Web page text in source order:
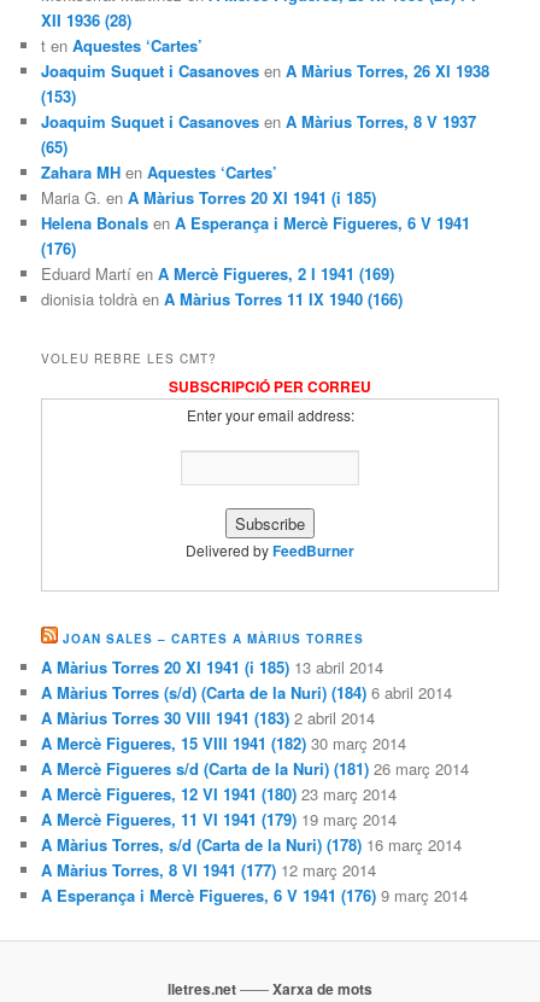
XII 1936 (28)
t enAquestes ‘Cartes’
Joaquim Suquet i Casanoves enA Màrius Torres, 26 XI 1938
(153)
Joaquim Suquet i Casanoves enA Màrius Torres, 8 V 1937
(65)
Zahara MH enAquestes ‘Cartes’
Maria G. enA Màrius Torres 20 XI 1941 (i 185)
Helena Bonals enA Esperança i Mercè Figueres, 6 V 1941
(176)
Eduard Martí enA Mercè Figueres, 2 I 1941 (169)
dionisia toldrà enA Màrius Torres 11 IX 1940 (166)
VOLEU REBRE LES CMT?
SUBSCRIPCIÓ PER CORREU
Enter your email address:
Delivered byFeedBurner
JOAN SALES – CARTES A MÀRIUS TORRES
A Màrius Torres 20 XI 1941 (i 185) 13 abril 2014
A Màrius Torres (s/d) (Carta de la Nuri) (184) 6 abril 2014
A Màrius Torres 30 VIII 1941 (183) 2 abril 2014
A Mercè Figueres, 15 VIII 1941 (182) 30 març 2014
A Mercè Figueres s/d (Carta de la Nuri) (181) 26 març 2014
A Mercè Figueres, 12 VI 1941 (180) 23 març 2014
A Mercè Figueres, 11 VI 1941 (179) 19 març 2014
A Màrius Torres, s/d (Carta de la Nuri) (178) 16 març 2014
A Màrius Torres, 8 VI 1941 (177) 12 març 2014
A Esperança i Mercè Figueres, 6 V 1941 (176) 9 març 2014
lletres.net——Xarxa de mots